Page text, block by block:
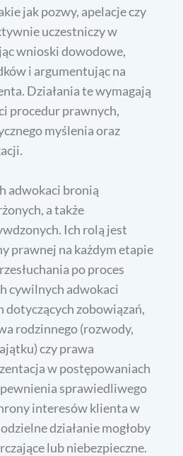
jak pozwy, apelacje czy
uczestniczy w
wnioski dowodowe,
i argumentując na
Działania te wymagają
procedur prawnych,
myślenia oraz
adwokaci bronią
a także
Ich rolą jest
prawnej na każdym etapie
po proces
cywilnych adwokaci
dotyczących zobowiązań,
rodzinnego (rozwody,
czy prawa
w postępowaniach
sprawiedliwego
interesów klienta w
działanie mogłoby
lub niebezpieczne.